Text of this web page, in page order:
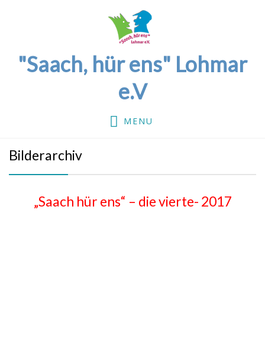
"Saach, hür ens" Lohmar
e.V
MENU
Bilderarchiv
„Saach hür ens“ – die vierte- 2017